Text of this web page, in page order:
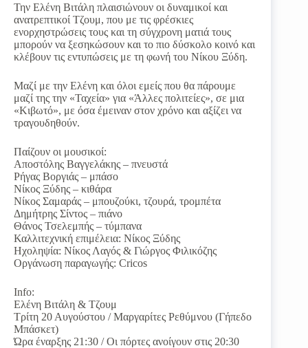
Την Ελένη Βιτάλη πλαισιώνουν οι δυναμικοί και
ανατρεπτικοί Τζουμ, που με τις φρέσκιες
ενορχηστρώσεις τους και τη σύγχρονη ματιά τους
μπορούν να ξεσηκώσουν και το πιο δύσκολο κοινό και
κλέβουν τις εντυπώσεις με τη φωνή του Νίκου Ξύδη.
Μαζί με την Ελένη και όλοι εμείς που θα πάρουμε
μαζί της την «Ταχεία» για «Άλλες πολιτείες», σε μια
«Κιβωτό», με όσα έμειναν στον χρόνο και αξίζει να
τραγουδηθούν.
Παίζουν οι μουσικοί:
Αποστόλης Βαγγελάκης – πνευστά
Ρήγας Βοργιάς – μπάσο
Νίκος Ξύδης – κιθάρα
Νίκος Σαμαράς – μπουζούκι, τζουρά, τρομπέτα
Δημήτρης Σίντος – πιάνο
Θάνος Τσελεμπής – τύμπανα
Καλλιτεχνική επιμέλεια: Νίκος Ξύδης
Ηχοληψία: Νίκος Λαγός & Γιώργος Φιλικόζης
Οργάνωση παραγωγής: Cricos
Info:
Ελένη Βιτάλη & Τζουμ
Τρίτη 20 Αυγούστου / Μαργαρίτες Ρεθύμνου (Γήπεδο
Μπάσκετ)
Ώρα έναρξης 21:30 / Οι πόρτες ανοίγουν στις 20:30